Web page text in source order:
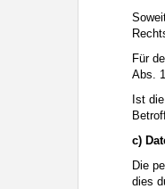
Für
Abs.
Ist
c)
Die
dies